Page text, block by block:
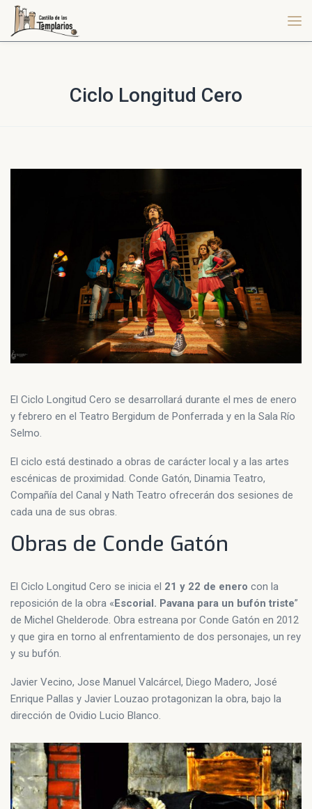
Ciclo Longitud Cero
El Ciclo Longitud Cero se desarrollará durante el mes de enero
y febrero en el Teatro Bergidum de Ponferrada y en la Sala Río
Selmo.
El ciclo está destinado a obras de carácter local y a las artes
escénicas de proximidad. Conde Gatón, Dinamia Teatro,
Compañía del Canal y Nath Teatro ofrecerán dos sesiones de
cada una de sus obras.
Obras de Conde Gatón
El Ciclo Longitud Cero se inicia el 21 y 22 de enero con la
reposición de la obra «Escorial. Pavana para un bufón triste”
de Michel Ghelderode. Obra estreana por Conde Gatón en 2012
y que gira en torno al enfrentamiento de dos personajes, un rey
y su bufón.
Javier Vecino, Jose Manuel Valcárcel, Diego Madero, José
Enrique Pallas y Javier Louzao protagonizan la obra, bajo la
dirección de Ovidio Lucio Blanco.